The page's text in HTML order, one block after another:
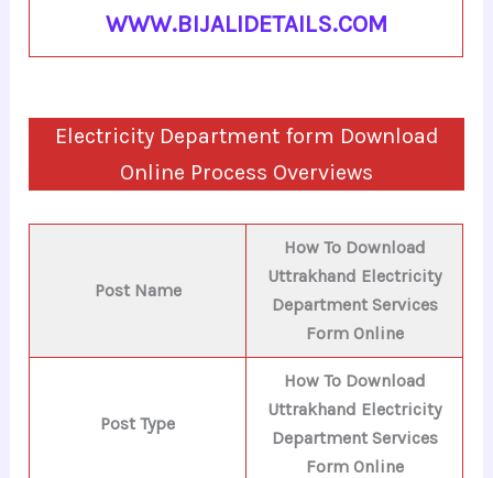
WWW.BIJALIDETAILS.COM
Electricity Department form Download
Online Process Overviews
Post Name
How To Download
Uttrakhand Electricity
Department Services
Form Online
Post Type
How To Download
Uttrakhand Electricity
Department Services
Form Online